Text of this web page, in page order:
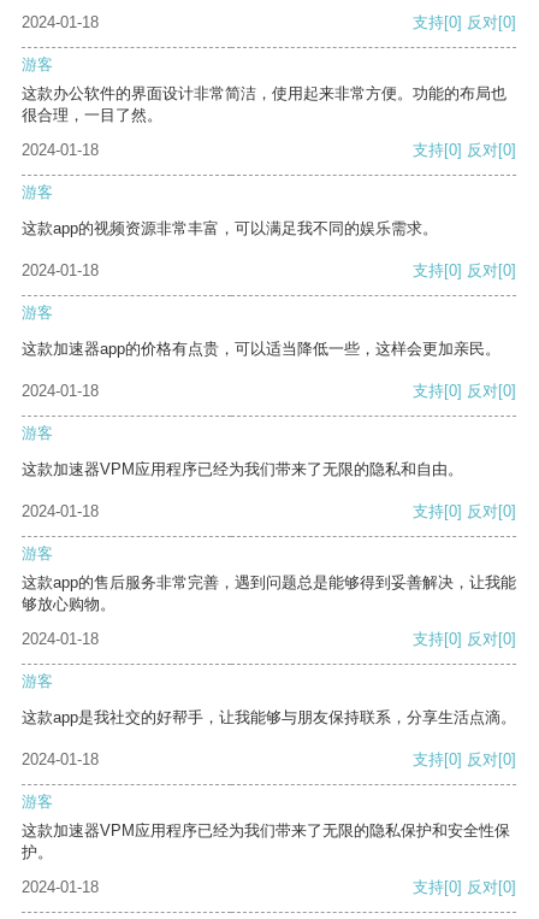
2024-01-18 支持[0] 反对[0]
游客
这款办公软件的界面设计非常简洁，使用起来非常方便。功能的布局也
很合理，一目了然。
2024-01-18
支持[0] 反对[0]
游客
这款app的视频资源非常丰富，可以满足我不同的娱乐需求。
2024-01-18 支持[0] 反对[0]
游客
这款加速器app的价格有点贵，可以适当降低一些，这样会更加亲民。
2024-01-18 支持[0] 反对[0]
游客
这款加速器VPM应用程序已经为我们带来了无限的隐私和自由。
2024-01-18 支持[0] 反对[0]
游客
这款app的售后服务非常完善，遇到问题总是能够得到妥善解决，让我能
够放心购物。
2024-01-18
支持[0] 反对[0]
游客
这款app是我社交的好帮手，让我能够与朋友保持联系，分享生活点滴。
2024-01-18 支持[0] 反对[0]
游客
这款加速器VPM应用程序已经为我们带来了无限的隐私保护和安全性保
护。
2024-01-18
支持[0] 反对[0]